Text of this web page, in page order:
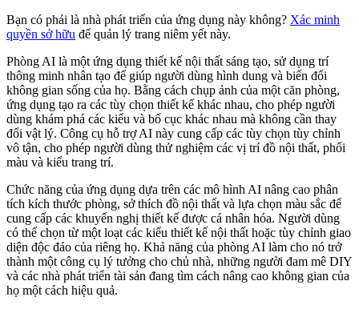
Bạn có phải là nhà phát triển của ứng dụng này không? Xác minh
quyền sở hữu để quản lý trang niêm yết này.
Phòng AI là một ứng dụng thiết kế nội thất sáng tạo, sử dụng trí
thông minh nhân tạo để giúp người dùng hình dung và biến đổi
không gian sống của họ. Bằng cách chụp ảnh của một căn phòng,
ứng dụng tạo ra các tùy chọn thiết kế khác nhau, cho phép người
dùng khám phá các kiểu và bố cục khác nhau mà không cần thay
đổi vật lý. Công cụ hỗ trợ AI này cung cấp các tùy chọn tùy chỉnh
vô tận, cho phép người dùng thử nghiệm các vị trí đồ nội thất, phối
màu và kiểu trang trí.
Chức năng của ứng dụng dựa trên các mô hình AI nâng cao phân
tích kích thước phòng, sở thích đồ nội thất và lựa chọn màu sắc để
cung cấp các khuyến nghị thiết kế được cá nhân hóa. Người dùng
có thể chọn từ một loạt các kiểu thiết kế nội thất hoặc tùy chỉnh giao
diện độc đáo của riêng họ. Khả năng của phòng AI làm cho nó trở
thành một công cụ lý tưởng cho chủ nhà, những người đam mê DIY
và các nhà phát triển tài sản đang tìm cách nâng cao không gian của
họ một cách hiệu quả.